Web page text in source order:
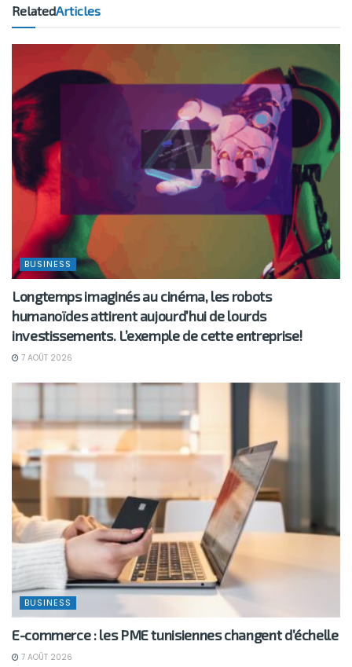
RelatedArticles
BUSINESS
Longtemps imaginés au cinéma, les robots
humanoïdes attirent aujourd’hui de lourds
investissements. L’exemple de cette entreprise!
7 AOÛT 2026
BUSINESS
E-commerce : les PME tunisiennes changent d’échelle
7 AOÛT 2026